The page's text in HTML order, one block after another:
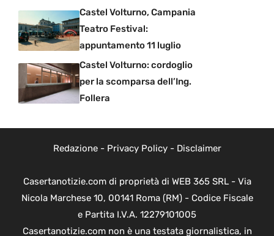
Castel Volturno, Campania
Teatro Festival:
appuntamento 11 luglio
Castel Volturno: cordoglio
per la scomparsa dell’Ing.
Follera
Redazione- Privacy Policy- Disclaimer
Casertanotizie.com di proprietà di WEB 365 SRL - Via
Nicola Marchese 10, 00141 Roma (RM) - Codice Fiscale
e Partita I.V.A. 12279101005
Casertanotizie.com non è una testata giornalistica, in